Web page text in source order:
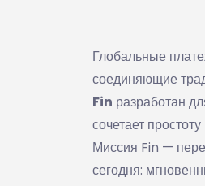
Глобальные
соединяющие
Fin разработан
сочетает
Миссия Fin —
сегодня: